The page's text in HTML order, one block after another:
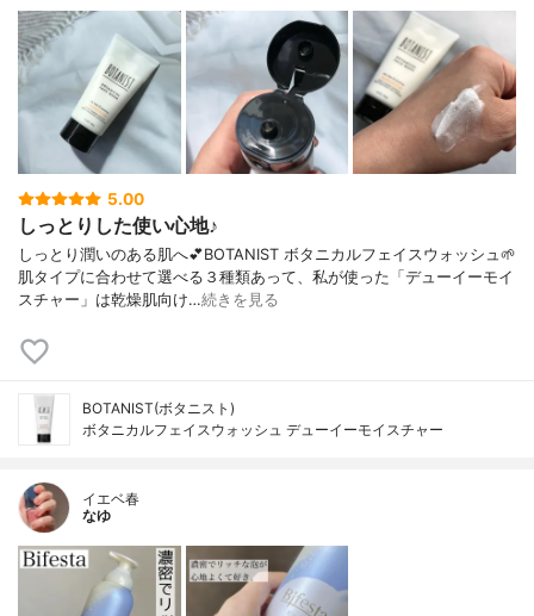
5.00
しっとりした使い心地♪
しっとり潤いのある肌へ💕BOTANIST ボタニカルフェイスウォッシュ🌱
肌タイプに合わせて選べる３種類あって、私が使った「デューイーモイ
スチャー」は乾燥肌向け…続きを見る
BOTANIST(ボタニスト)
ボタニカルフェイスウォッシュ デューイーモイスチャー
イエベ春
なゆ